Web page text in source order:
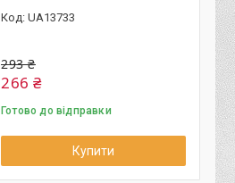
UA13733
293 ₴
266 ₴
Готово до відправки
Купити